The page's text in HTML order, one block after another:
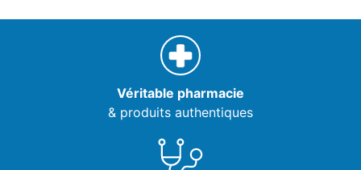
Véritable pharmacie
& produits authentiques